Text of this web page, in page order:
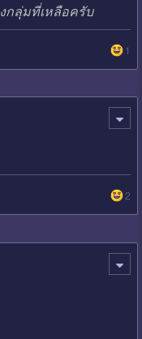
กลุ่มที่เหลือครับ
1
2